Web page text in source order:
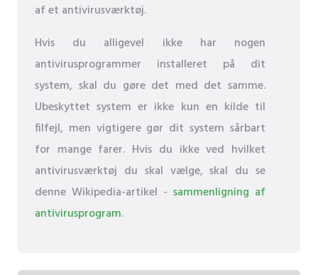
af et antivirusværktøj.
Hvis du alligevel ikke har nogen
antivirusprogrammer installeret på dit
system, skal du gøre det med det samme.
Ubeskyttet system er ikke kun en kilde til
filfejl, men vigtigere gør dit system sårbart
for mange farer. Hvis du ikke ved hvilket
antivirusværktøj du skal vælge, skal du se
denne Wikipedia-artikel - sammenligning af
antivirusprogram.